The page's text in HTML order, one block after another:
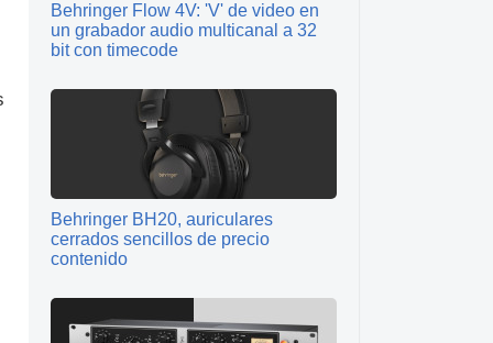
Behringer Flow 4V: 'V' de video en
un grabador audio multicanal a 32
bit con timecode
Behringer BH20, auriculares
cerrados sencillos de precio
contenido